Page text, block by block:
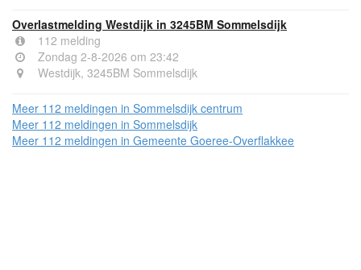
Overlastmelding Westdijk in 3245BM Sommelsdijk
112 melding
Zondag 2-8-2026 om 23:42
Westdijk, 3245BM Sommelsdijk
Meer 112 meldingen in Sommelsdijk centrum
Meer 112 meldingen in Sommelsdijk
Meer 112 meldingen in Gemeente Goeree-Overflakkee